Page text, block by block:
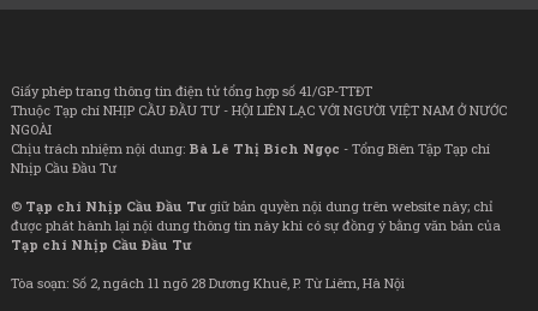
Giấy phép trang thông tin điện tử tổng hợp số 41/GP-TTĐT
Thuộc Tạp chí NHỊP CẦU ĐẦU TƯ - HỘI LIÊN LẠC VỚI NGƯỜI VIỆT NAM Ở NƯỚC
NGOÀI
Chịu trách nhiệm nội dung: Bà Lê Thị Bích Ngọc - Tổng Biên Tập Tạp chí
Nhịp Cầu Đầu Tư
© Tạp chí Nhịp Cầu Đầu Tưgiữ bản quyền nội dung trên website này; chỉ
được phát hành lại nội dung thông tin này khi có sự đồng ý bằng văn bản của
Tạp chí Nhịp Cầu Đầu Tư
Tòa soạn: Số 2, ngách 11 ngõ 28 Dương Khuê, P. Từ Liêm, Hà Nội